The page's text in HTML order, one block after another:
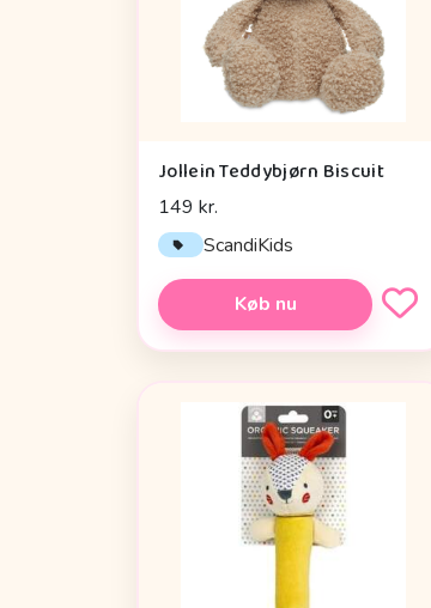
Jollein Teddybjørn Biscuit
149 kr.
ScandiKids
Køb nu